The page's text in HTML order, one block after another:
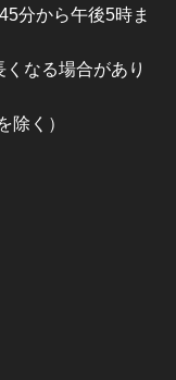
分から午後5時ま
なる場合があり
除く）